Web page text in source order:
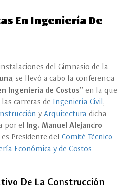
En Ingeniería De
del Gimnasio de la
, se llevó a cabo la conferencia
Ingeniería de Costos” en la que
carreras de Ingeniería Civil,
y Arquitectura dicha
por el Ing. Manuel Alejandro
Presidente del Comité Técnico
Económica y de Costos –
De La Construcción